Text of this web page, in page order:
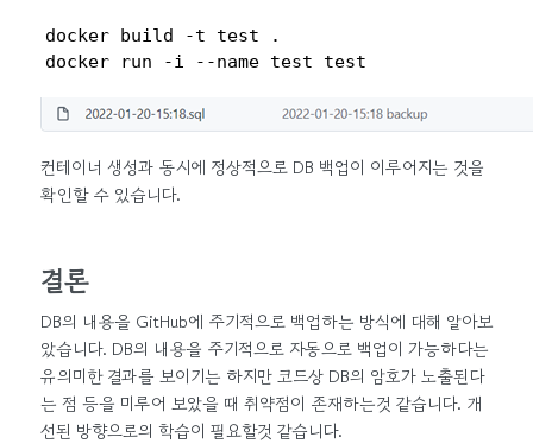
docker build -t test .
docker run -i --name test test
컨테이너 생성과 동시에 정상적으로 DB 백업이 이루어지는 것을
확인할 수 있습니다.
결론
DB의 내용을 GitHub에 주기적으로 백업하는 방식에 대해 알아보
았습니다. DB의 내용을 주기적으로 자동으로 백업이 가능하다는
유의미한 결과를 보이기는 하지만 코드상 DB의 암호가 노출된다
는 점 등을 미루어 보았을 때 취약점이 존재하는것 같습니다. 개
선된 방향으로의 학습이 필요할것 같습니다.